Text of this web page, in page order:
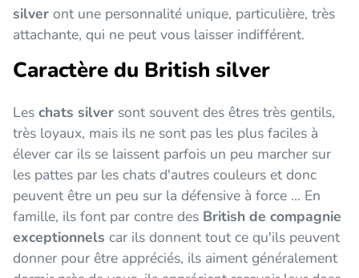
silver ont une personnalité unique, particulière, très
attachante, qui ne peut vous laisser indifférent.
Caractère du British silver
Les chats silver sont souvent des êtres très gentils,
très loyaux, mais ils ne sont pas les plus faciles à
élever car ils se laissent parfois un peu marcher sur
les pattes par les chats d'autres couleurs et donc
peuvent être un peu sur la défensive à force ... En
famille, ils font par contre des British de compagnie
exceptionnels car ils donnent tout ce qu'ils peuvent
donner pour être appréciés, ils aiment généralement